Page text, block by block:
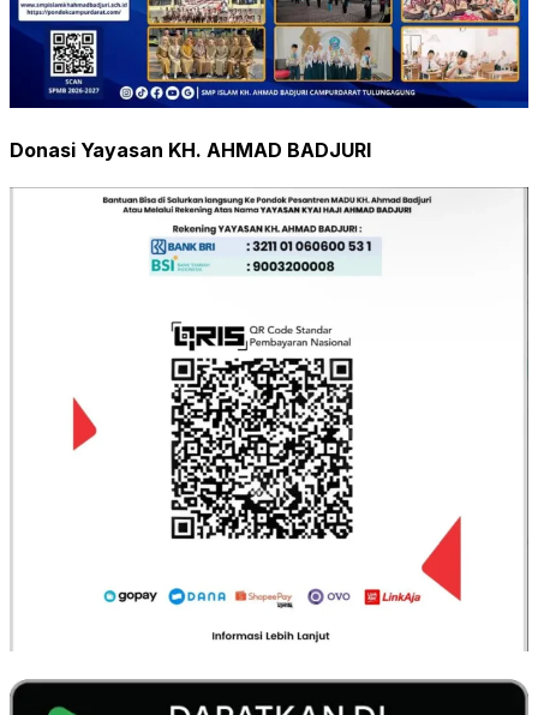
Donasi Yayasan KH. AHMAD BADJURI